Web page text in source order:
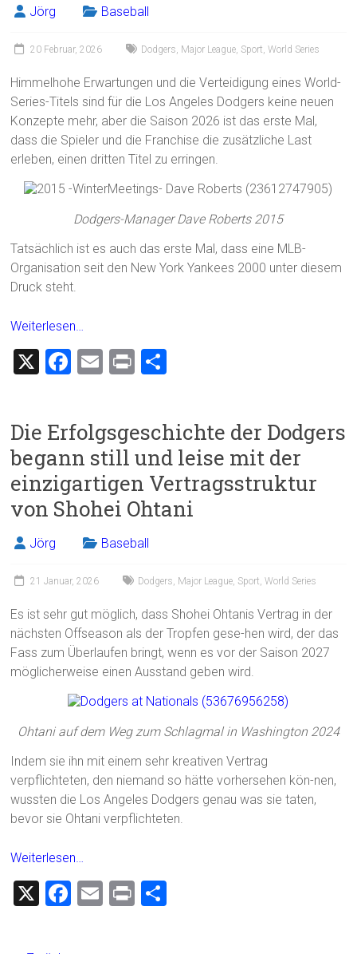
Jörg Baseball
20 Februar, 2026 Dodgers, Major League, Sport,World Series
Himmelhohe Erwartungen und die Verteidigung eines World-
Series-Titels sind für die Los Angeles Dodgers keine neuen
Konzepte mehr, aber die Saison 2026 ist das erste Mal,
dass die Spieler und die Franchise die zusätzliche Last
erleben, einen dritten Titel zu erringen.
Dodgers-Manager Dave Roberts 2015
Tatsächlich ist es auch das erste Mal, dass eine MLB-
Organisation seit den New York Yankees 2000 unter diesem
Druck steht.
Weiterlesen…
X
F
b
o
ok
E
l
Pr
n
Die Erfolgsgeschichte der Dodgers
begann still und leise mit der
einzigartigen Vertragsstruktur
von Shohei Ohtani
Jörg Baseball
21 Januar, 2026 Dodgers, Major League, Sport,World Series
Es ist sehr gut möglich, dass Shohei Ohtanis Vertrag in der
nächsten Offseason als der Tropfen gese-hen wird, der das
Fass zum Überlaufen bringt, wenn es vor der Saison 2027
möglicherweise einen Ausstand geben wird.
Ohtani auf dem Weg zum Schlagmal in Washington 2024
Indem sie ihn mit einem sehr kreativen Vertrag
verpflichteten, den niemand so hätte vorhersehen kön-nen,
wussten die Los Angeles Dodgers genau was sie taten,
bevor sie Ohtani verpflichteten.
Weiterlesen…
X
F
E
Pr